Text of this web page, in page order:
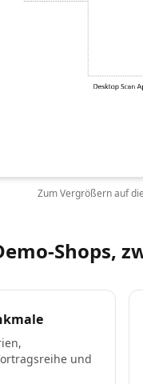
Zum Vergrößern auf
Shops,
und